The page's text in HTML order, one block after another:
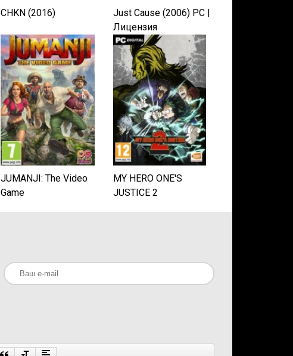
CHKN (2016)
Just Cause (2006) PC |
Лицензия
JUMANJI: The Video
Game
MY HERO ONE'S
JUSTICE 2